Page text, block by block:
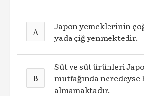
A
Japon yemeklerinin
yada çiğ yenmektedir.
B
Süt ve süt ürünleri
mutfağında neredeyse
almamaktadır.